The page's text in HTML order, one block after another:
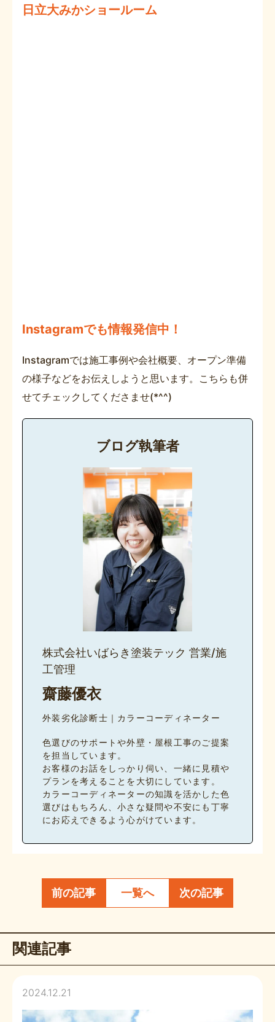
日立大みかショールーム
Instagramでも情報発信中！
Instagramでは施工事例や会社概要、オープン準備
の様子などをお伝えしようと思います。こちらも併
せてチェックしてくださませ(*^^)
ブログ執筆者
株式会社いばらき塗装テック 営業/施
工管理
齋藤優衣
外装劣化診断士｜カラーコーディネーター
色選びのサポートや外壁・屋根工事のご提案
を担当しています。
お客様のお話をしっかり伺い、一緒に見積や
プランを考えることを大切にしています。
カラーコーディネーターの知識を活かした色
選びはもちろん、小さな疑問や不安にも丁寧
にお応えできるよう心がけています。
前の記事 一覧へ 次の記事
関連記事
2024.12.21